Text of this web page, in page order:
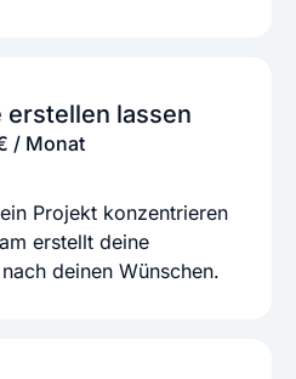
erstellen lassen
/ Monat
Projekt konzentrieren
erstellt deine
deinen Wünschen.